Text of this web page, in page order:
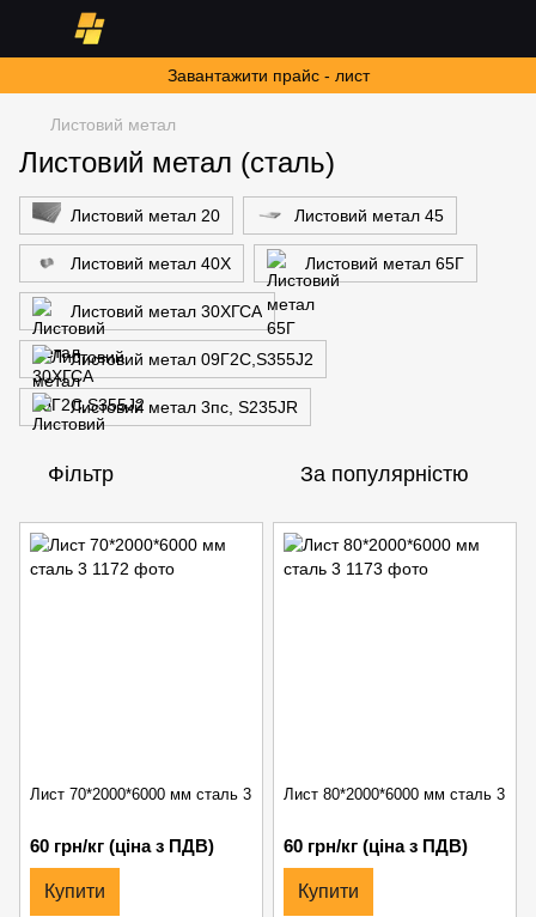
Завантажити прайс - лист
Листовий метал
Листовий метал (сталь)
Листовий метал 20 Листовий метал 45
Листовий метал 40Х Листовий метал 65Г
Листовий метал 30ХГСА
Листовий метал 09Г2С,S355J2
Листовий метал 3пс, S235JR
Фільтр За популярністю
Лист 70*2000*6000 мм сталь 3
60 грн/кг (ціна з ПДВ)
Купити
Лист 80*2000*6000 мм сталь 3
60 грн/кг (ціна з ПДВ)
Купити